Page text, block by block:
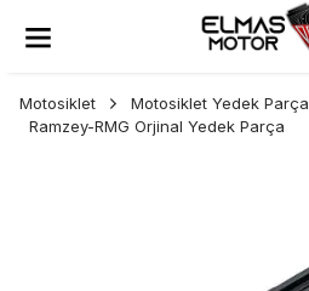
Motosiklet
Motosiklet Yedek Parça
Ramzey-RMG Orjinal Yedek Parça